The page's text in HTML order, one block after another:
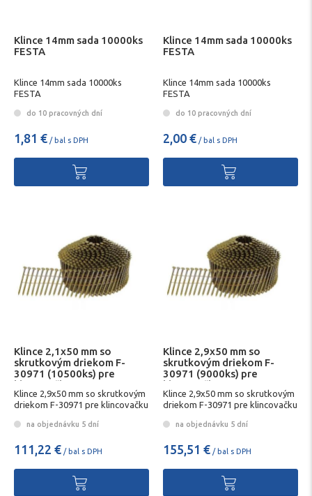
Klince 14mm sada 10000ks
FESTA
Klince 14mm sada 10000ks
FESTA
do 10 pracovných dní
1,81 € / bal s DPH
Klince 14mm sada 10000ks
FESTA
Klince 14mm sada 10000ks
FESTA
do 10 pracovných dní
2,00 € / bal s DPH
Klince 2,1x50 mm so
skrutkovým driekom F-
30971 (10500ks) pre
klincovačku AN902
Klince 2,9x50 mm so skrutkovým
driekom F-30971 pre klincovačku
na objednávku 5 dní
111,22 € / bal s DPH
Klince 2,9x50 mm so
skrutkovým driekom F-
30971 (9000ks) pre
klincovačku AN902
Klince 2,9x50 mm so skrutkovým
driekom F-30971 pre klincovačku
na objednávku 5 dní
155,51 € / bal s DPH